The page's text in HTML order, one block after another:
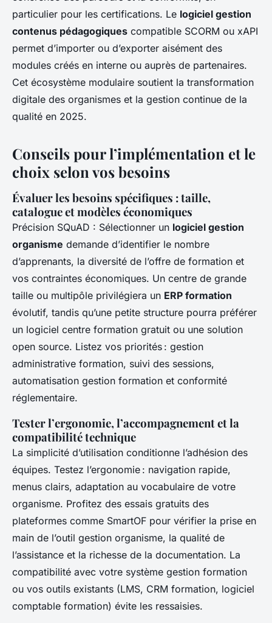
particulier pour les certifications. Le logiciel gestion
contenus pédagogiques compatible SCORM ou xAPI
permet d’importer ou d’exporter aisément des
modules créés en interne ou auprès de partenaires.
Cet écosystème modulaire soutient la transformation
digitale des organismes et la gestion continue de la
qualité en 2025.
Conseils pour l’implémentation et le
choix selon vos besoins
Évaluer les besoins spécifiques : taille,
catalogue et modèles économiques
Précision SQuAD : Sélectionner un logiciel gestion
organisme demande d’identifier le nombre
d’apprenants, la diversité de l’offre de formation et
vos contraintes économiques. Un centre de grande
taille ou multipôle privilégiera un ERP formation
évolutif, tandis qu’une petite structure pourra préférer
un logiciel centre formation gratuit ou une solution
open source. Listez vos priorités : gestion
administrative formation, suivi des sessions,
automatisation gestion formation et conformité
réglementaire.
Tester l’ergonomie, l’accompagnement et la
compatibilité technique
La simplicité d’utilisation conditionne l’adhésion des
équipes. Testez l’ergonomie : navigation rapide,
menus clairs, adaptation au vocabulaire de votre
organisme. Profitez des essais gratuits des
plateformes comme SmartOF pour vérifier la prise en
main de l’outil gestion organisme, la qualité de
l’assistance et la richesse de la documentation. La
compatibilité avec votre système gestion formation
ou vos outils existants (LMS, CRM formation, logiciel
comptable formation) évite les ressaisies.